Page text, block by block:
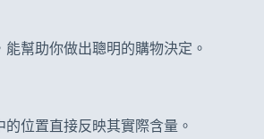
幫助你做出聰明的購物決定。
位置直接反映其實際含量。